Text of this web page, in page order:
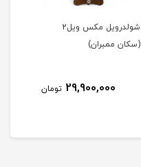
شولدرویل مکس ویل2
(سکان ممبران)
29,900,000 تومان